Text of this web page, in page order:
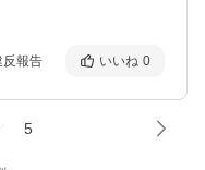
反報告 いいね 0
5